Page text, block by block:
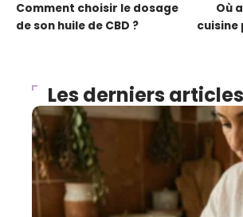
Comment choisir le dosage
de son huile de CBD ?
Où
cuisine
Les derniers articles